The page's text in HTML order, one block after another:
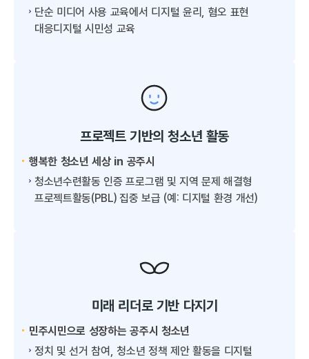
단순 미디어 사용 교육에서 디지털 윤리, 혐오 표현
대응디지털 시민성 교육
프로젝트 기반의 청소년 활동
행복한 청소년 세상 in 공주시
청소년수련활동 인증 프로그램 및 지역 문제 해결형
프로젝트활동(PBL) 집중 보급 (예: 디지털 환경 개선)
미래 리더로 기반 다지기
민주시민으로 성장하는 공주시 청소년
정치 및 선거 참여, 청소년 정책 제안 활동을 디지털